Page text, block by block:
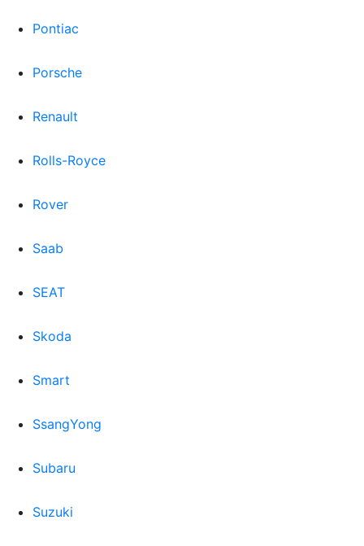
Pontiac
Porsche
Renault
Rolls-Royce
Rover
Saab
SEAT
Skoda
Smart
SsangYong
Subaru
Suzuki